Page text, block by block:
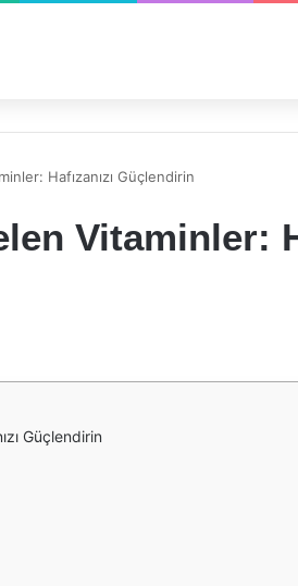
Hafızanızı Güçlendirin
Vitaminler:
Güçlendirin